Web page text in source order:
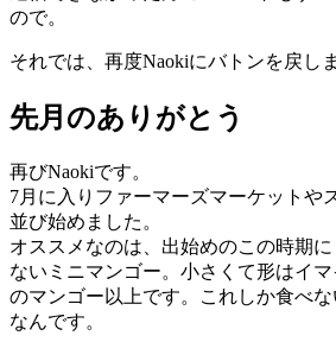
ので。
それでは、再度Naokiにバトンを戻し
先月のありがとう
再びNaokiです。
7月に入りファーマーズマーケットや
並び始めました。
オススメなのは、出始めのこの時期
ないミニマンゴー。小さくて形はイ
のマンゴー以上です。これしか食べ
なんです。